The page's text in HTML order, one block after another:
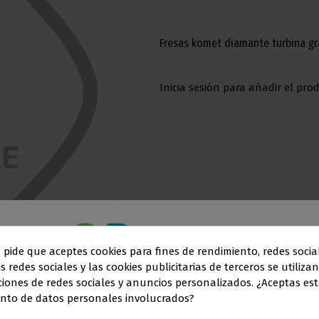
Este sitio web está dirigidoen exclusivaa
DEL SECTOR
Fresas komet diamante turbina
Inicia sesión para añadir el
que aceptes cookies para fines de rendimiento, redes
redes sociales y las cookies publicitarias de terceros se
de redes sociales y anuncios personalizados. ¿Aceptas
de datos personales involucrados?